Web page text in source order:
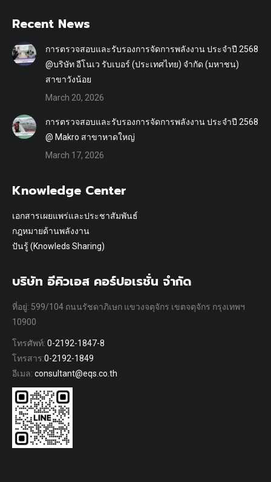
Recent News
การตรวจสอบและรับรองการจัดการพลังงาน ประจำปี 2568
@บริษัท อีโนเว รับเบอร์ (ประเทศไทย) จำกัด (มหาชน)
สาขาวังน้อย
March 20, 2026
การตรวจสอบและรับรองการจัดการพลังงาน ประจำปี 2568
@ Makro สาขาหาดใหญ่
March 17, 2026
Knowledge Center
เอกสารเผยแพร่และประชาสัมพันธ์
กฎหมายด้านพลังงาน
ปันรู้ (Knowleds Sharing)
บริษัท อีคิวเอส คอร์ปอเรชั่น จำกัด
ที่อยู่: 599/104 ถนนรัชดาภิเษก แขวงจตุจักร เขตจตุจักร กรุงเทพฯ
10900
โทรศัพท์: 0-2192-1847-8
โทรสาร:0-2192-1849
อีเมล: consultant@eqs.co.th